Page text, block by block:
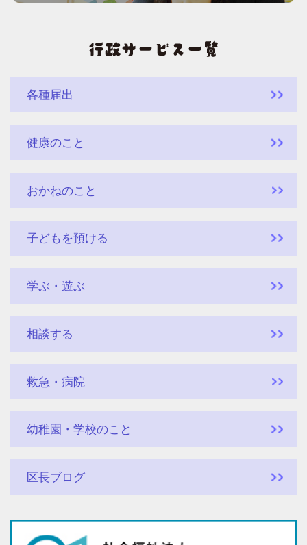
各種届出
健康のこと
おかねのこと
子どもを預ける
学ぶ・遊ぶ
相談する
救急・病院
幼稚園・学校のこと
区長ブログ